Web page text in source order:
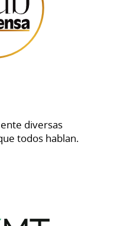
diversas
todos hablan.